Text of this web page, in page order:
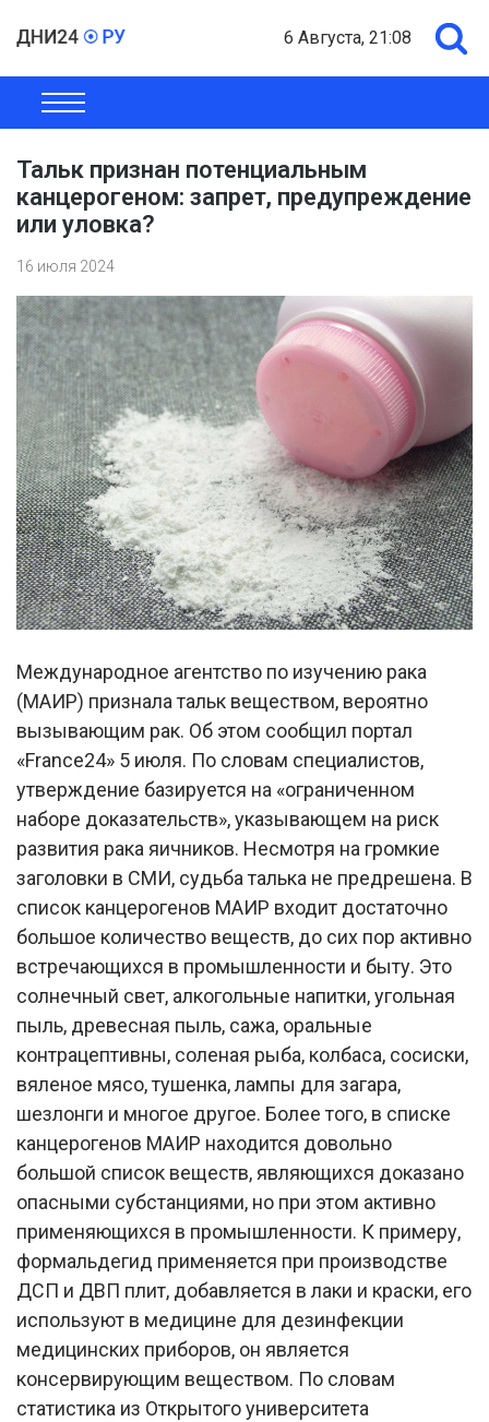
6 Августа, 21:08
ОБЩЕСТВО
Тальк признан потенциальным
канцерогеном: запрет, предупреждение
или уловка?
16 июля 2024
Международное агентство по изучению рака
(МАИР) признала тальк веществом, вероятно
вызывающим рак. Об этом сообщил портал
«France24» 5 июля. По словам специалистов,
утверждение базируется на «ограниченном
наборе доказательств», указывающем на риск
развития рака яичников. Несмотря на громкие
заголовки в СМИ, судьба талька не предрешена. В
список канцерогенов МАИР входит достаточно
большое количество веществ, до сих пор активно
встречающихся в промышленности и быту. Это
солнечный свет, алкогольные напитки, угольная
пыль, древесная пыль, сажа, оральные
контрацептивны, соленая рыба, колбаса, сосиски,
вяленое мясо, тушенка, лампы для загара,
шезлонги и многое другое. Более того, в списке
канцерогенов МАИР находится довольно
большой список веществ, являющихся доказано
опасными субстанциями, но при этом активно
применяющихся в промышленности. К примеру,
формальдегид применяется при производстве
ДСП и ДВП плит, добавляется в лаки и краски, его
используют в медицине для дезинфекции
медицинских приборов, он является
консервирующим веществом. По словам
статистика из Открытого университета